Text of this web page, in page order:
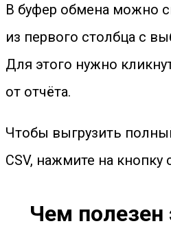
В буфер обмена можно
из первого столбца с
Для этого нужно
от отчёта.
Чтобы выгрузить
CSV, нажмите на кнопку
Чем полезен